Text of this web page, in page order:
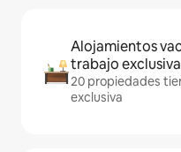
Alojamientos
trabajo
20 propiedades
exclusiva